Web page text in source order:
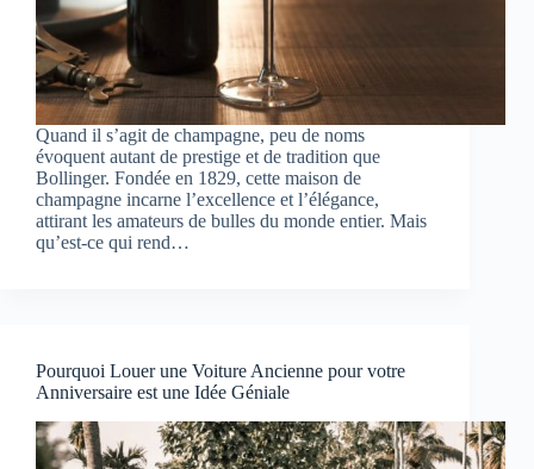
Quand il s’agit de champagne, peu de noms
évoquent autant de prestige et de tradition que
Bollinger. Fondée en 1829, cette maison de
champagne incarne l’excellence et l’élégance,
attirant les amateurs de bulles du monde entier. Mais
qu’est-ce qui rend…
Pourquoi Louer une Voiture Ancienne pour votre
Anniversaire est une Idée Géniale